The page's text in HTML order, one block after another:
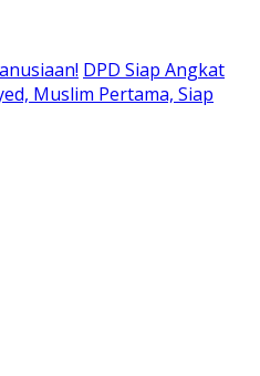
DPD Siap Angkat
Muslim Pertama, Siap